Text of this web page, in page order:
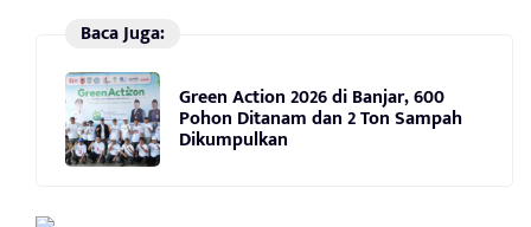
Baca Juga:
Green Action 2026 di Banjar, 600
Pohon Ditanam dan 2 Ton Sampah
Dikumpulkan